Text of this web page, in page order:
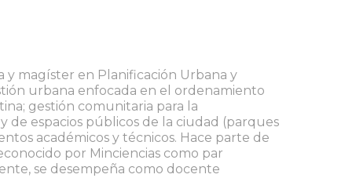
y magíster en Planificación Urbana y
urbana enfocada en el ordenamiento
gestión comunitaria para la
de espacios públicos de la ciudad (parques
académicos y técnicos. Hace parte de
por Minciencias como par
se desempeña como docente